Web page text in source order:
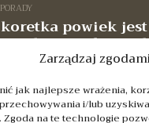
Zarządzaj
jak najlepsze wrażenia,
i/lub
Zgoda na te technologie
powiek
NASZE PORADY
Mezoterapia